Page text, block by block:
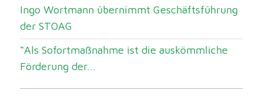
Ingo Wortmann übernimmt Geschäftsführung
der STOAG
“Als Sofortmaßnahme ist die auskömmliche
Förderung der...